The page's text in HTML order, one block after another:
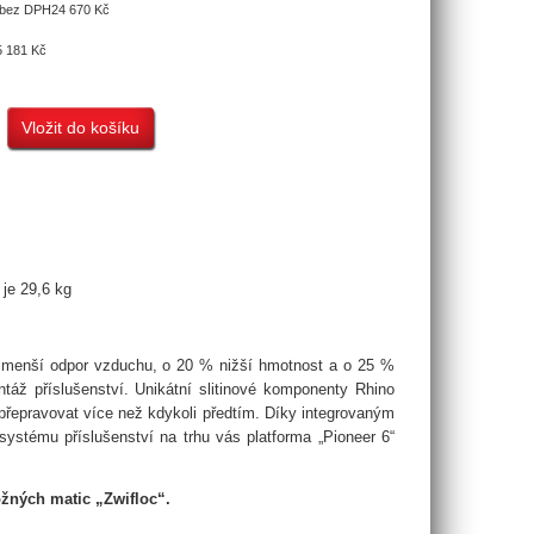
DPH24 670 Kč
181 Kč
29,6 kg
odpor vzduchu, o 20 % nižší hmotnost a o 25 %
příslušenství. Unikátní slitinové komponenty Rhino
více než kdykoli předtím. Díky integrovaným
příslušenství na trhu vás platforma „Pioneer 6“
matic „Zwifloc“.